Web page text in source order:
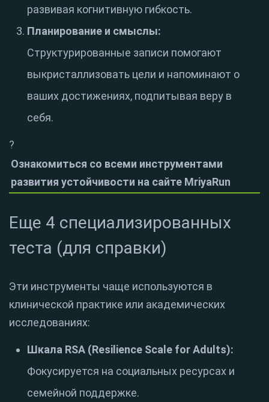
развивая когнитивную гибкость.
Планирование и смыслы:
Структурированные записи помогают
выкристаллизовать цели и напоминают о
ваших достижениях, подпитывая веру в
себя.
?
Ознакомиться со всеми инструментами
развития устойчивости на сайте MriyaRun
Еще 4 специализированных
теста (для справки)
Эти инструменты чаще используются в
клинической практике или академических
исследованиях:
Шкала RSA (Resilience Scale for Adults):
Фокусируется на социальных ресурсах и
семейной поддержке.